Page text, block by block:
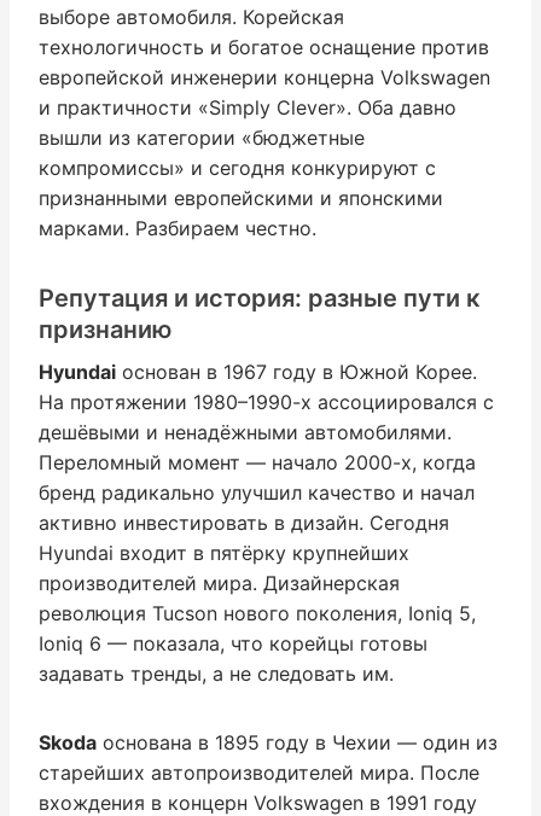
выборе автомобиля. Корейская
технологичность и богатое оснащение против
европейской инженерии концерна Volkswagen
и практичности «Simply Clever». Оба давно
вышли из категории «бюджетные
компромиссы» и сегодня конкурируют с
признанными европейскими и японскими
марками. Разбираем честно.
Репутация и история: разные пути к
признанию
Hyundai основан в 1967 году в Южной Корее.
На протяжении 1980–1990-х ассоциировался с
дешёвыми и ненадёжными автомобилями.
Переломный момент — начало 2000-х, когда
бренд радикально улучшил качество и начал
активно инвестировать в дизайн. Сегодня
Hyundai входит в пятёрку крупнейших
производителей мира. Дизайнерская
революция Tucson нового поколения, Ioniq 5,
Ioniq 6 — показала, что корейцы готовы
задавать тренды, а не следовать им.
Skoda основана в 1895 году в Чехии — один из
старейших автопроизводителей мира. После
вхождения в концерн Volkswagen в 1991 году